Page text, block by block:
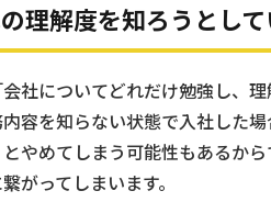
理解度を知ろうとして
社についてどれだけ勉強し、
容を知らない状態で入社した
やめてしまう可能性もあるか
がってしまいます。